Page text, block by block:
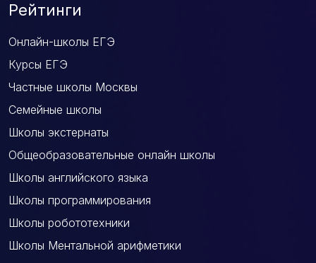
Рейтинги
Онлайн-школы ЕГЭ
Курсы ЕГЭ
Частные школы Москвы
Семейные школы
Школы экстернаты
Общеобразовательные онлайн школы
Школы английского языка
Школы программирования
Школы робототехники
Школы Ментальной арифметики